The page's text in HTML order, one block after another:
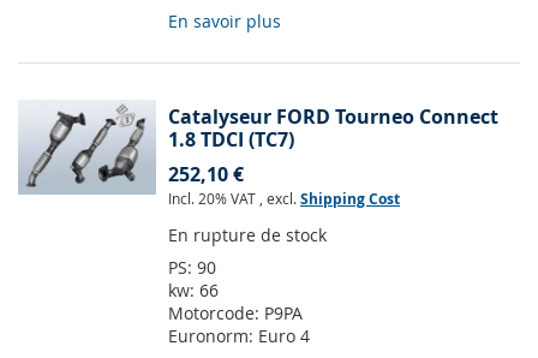
En savoir plus
Catalyseur FORD Tourneo Connect
1.8 TDCI (TC7)
252,10 €
Incl. 20% VAT , excl.Shipping Cost
En rupture de stock
PS: 90
kw: 66
Motorcode: P9PA
Euronorm: Euro 4